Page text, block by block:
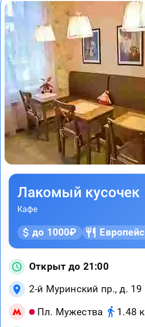
Лакомый кусочек
Кафе
до 1000₽
Открыт до 21:00
2-й Муринский пр., д. 19
Пл. Мужества
1.48